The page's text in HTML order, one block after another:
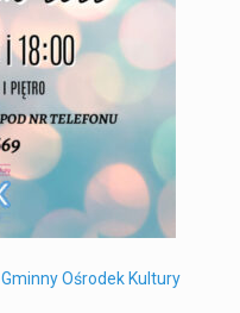
Gminny Ośrodek Kultury